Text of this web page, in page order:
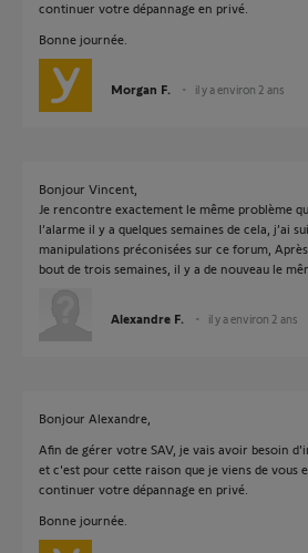
continuer votre dépannage en privé.
Bonne journée.
Morgan F. il y a environ 2 ans
Bonjour Vincent,
Je rencontre exactement le même problème
l’alarme il y a quelques semaines de cela, j’ai
manipulations préconisées sur ce forum,
bout de trois semaines, il y a de nouveau le
Alexandre F. il y a environ 2 ans
Bonjour Alexandre,
Afin de gérer votre SAV, je vais avoir besoin
et c'est pour cette raison que je viens de vous
continuer votre dépannage en privé.
Bonne journée.